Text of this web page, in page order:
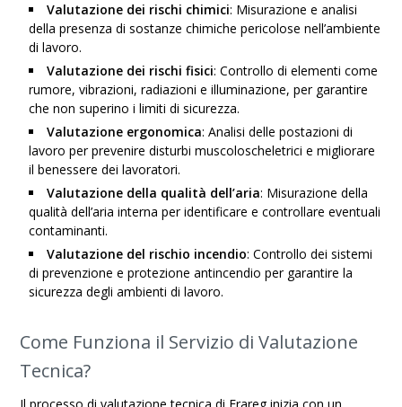
Valutazione dei rischi chimici: Misurazione e analisi
della presenza di sostanze chimiche pericolose nell’ambiente
di lavoro.
Valutazione dei rischi fisici: Controllo di elementi come
rumore, vibrazioni, radiazioni e illuminazione, per garantire
che non superino i limiti di sicurezza.
Valutazione ergonomica: Analisi delle postazioni di
lavoro per prevenire disturbi muscoloscheletrici e migliorare
il benessere dei lavoratori.
Valutazione della qualità dell’aria: Misurazione della
qualità dell’aria interna per identificare e controllare eventuali
contaminanti.
Valutazione del rischio incendio: Controllo dei sistemi
di prevenzione e protezione antincendio per garantire la
sicurezza degli ambienti di lavoro.
Come Funziona il Servizio di Valutazione
Tecnica?